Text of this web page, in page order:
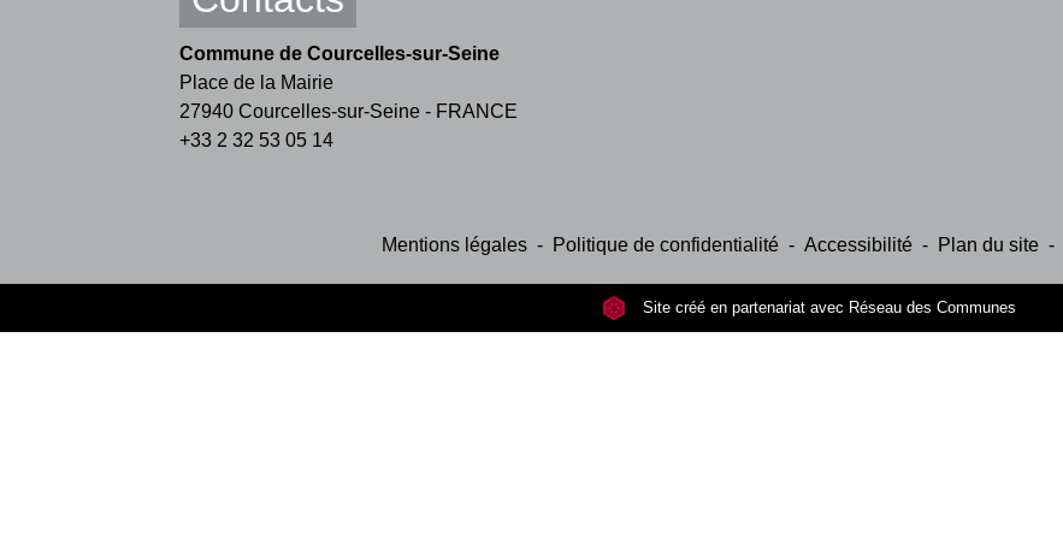
Commune de Courcelles-sur-Seine
Place de la Mairie
27940 Courcelles-sur-Seine - FRANCE
+33 2 32 53 05 14
Mentions légales - Politique de confidentialité - Accessibilité - Plan du site -
Site créé en partenariat avec Réseau des Communes